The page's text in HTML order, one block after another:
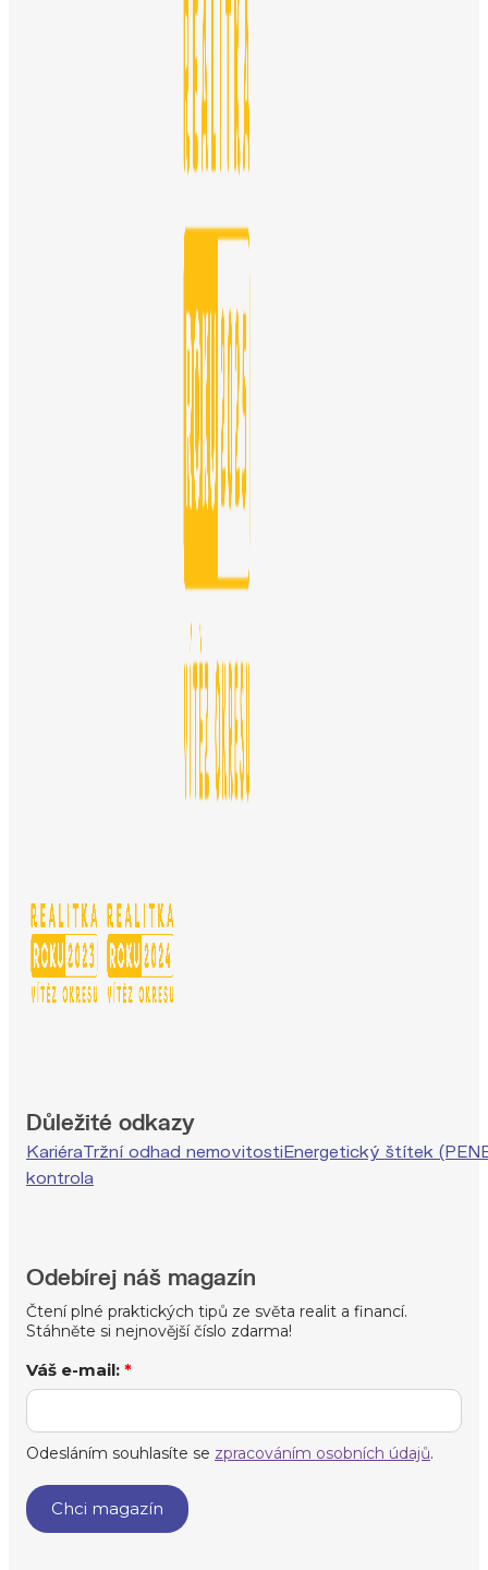
Důležité odkazy
KariéraTržní odhad nemovitostiEnergetický štítek
kontrola
Odebírej náš magazín